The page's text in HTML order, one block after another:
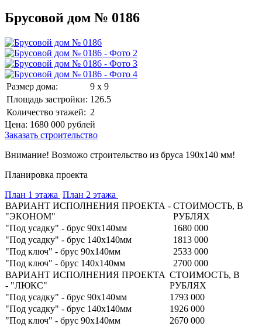
Брусовой дом № 0186
Размер дома:
9 x 9
Площадь застройки: 126.5
Количество этажей: 2
Цена: 1680 000 рублей
Заказать строительство
Внимание! Возможо строительство из бруса 190х140 мм!
Планировка проекта
План 1 этажа План 2 этажа
ВАРИАНТ ИСПОЛНЕНИЯ ПРОЕКТА -
"ЭКОНОМ"
СТОИМОСТЬ, В
РУБЛЯХ
"Под усадку" - брус 90х140мм
1680 000
"Под усадку" - брус 140х140мм
1813 000
"Под ключ" - брус 90х140мм
2533 000
"Под ключ" - брус 140х140мм
2700 000
ВАРИАНТ ИСПОЛНЕНИЯ ПРОЕКТА
- "ЛЮКС"
СТОИМОСТЬ, В
РУБЛЯХ
"Под усадку" - брус 90х140мм
1793 000
"Под усадку" - брус 140х140мм
1926 000
"Под ключ" - брус 90х140мм
2670 000